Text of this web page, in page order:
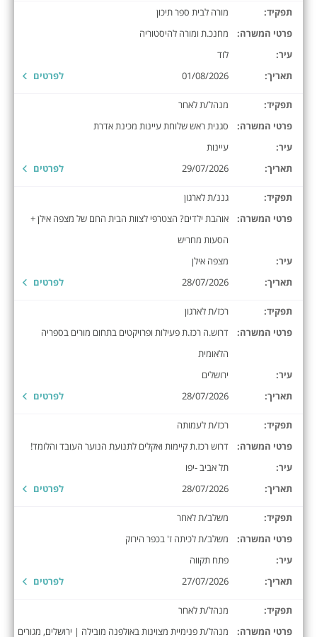
תפקיד:
מורה לבית ספר תיכון
פרטי המשרה:
מחנכ.ת ומורה להיסטוריה
עיר:
לוד
תאריך:
01/08/2026 לפרטים
תפקיד:
מנהל/ת לאחר
פרטי המשרה:
סגנית ראש שלוחת עיינות מכינת אדרת
עיר:
עיינות
תאריך:
29/07/2026 לפרטים
תפקיד:
גננ/ת לארגון
פרטי המשרה:
אוהבת ילדים? הצטרפי לצוות הבית החם של מצפה אילן +
הסעות מחריש
עיר:
מצפה אילן
תאריך:
28/07/2026 לפרטים
תפקיד:
רכז/ת לארגון
פרטי המשרה:
דרוש.ה רכז.ת פעילות ופרויקטים בתחום מורים בספריה
הלאומית
עיר:
ירושלים
תאריך:
28/07/2026 לפרטים
תפקיד:
רכז/ת לעמותה
פרטי המשרה:
דרוש רכז.ת קיימות ואקלים לתנועת הנוער העובד והלומד!
עיר:
תל אביב -יפו
תאריך:
28/07/2026 לפרטים
תפקיד:
משלב/ת לאחר
פרטי המשרה:
משלב/ת לכיתה ז' בכפר הירוק
עיר:
פתח תקווה
תאריך:
27/07/2026 לפרטים
תפקיד:
מנהל/ת לאחר
פרטי המשרה:
מנהל/ת פנימיית מצוינות באולפנה מובילה | ירושלים, מגורים